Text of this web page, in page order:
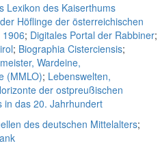
Lexikon des Kaiserthums
Höflinge der österreichischen
; Digitales Portal der Rabbiner;
; Biographia Cisterciensis;
Wardeine,
(MMLO); Lebenswelten,
der ostpreußischen
in das 20. Jahrhundert
des deutschen Mittelalters;